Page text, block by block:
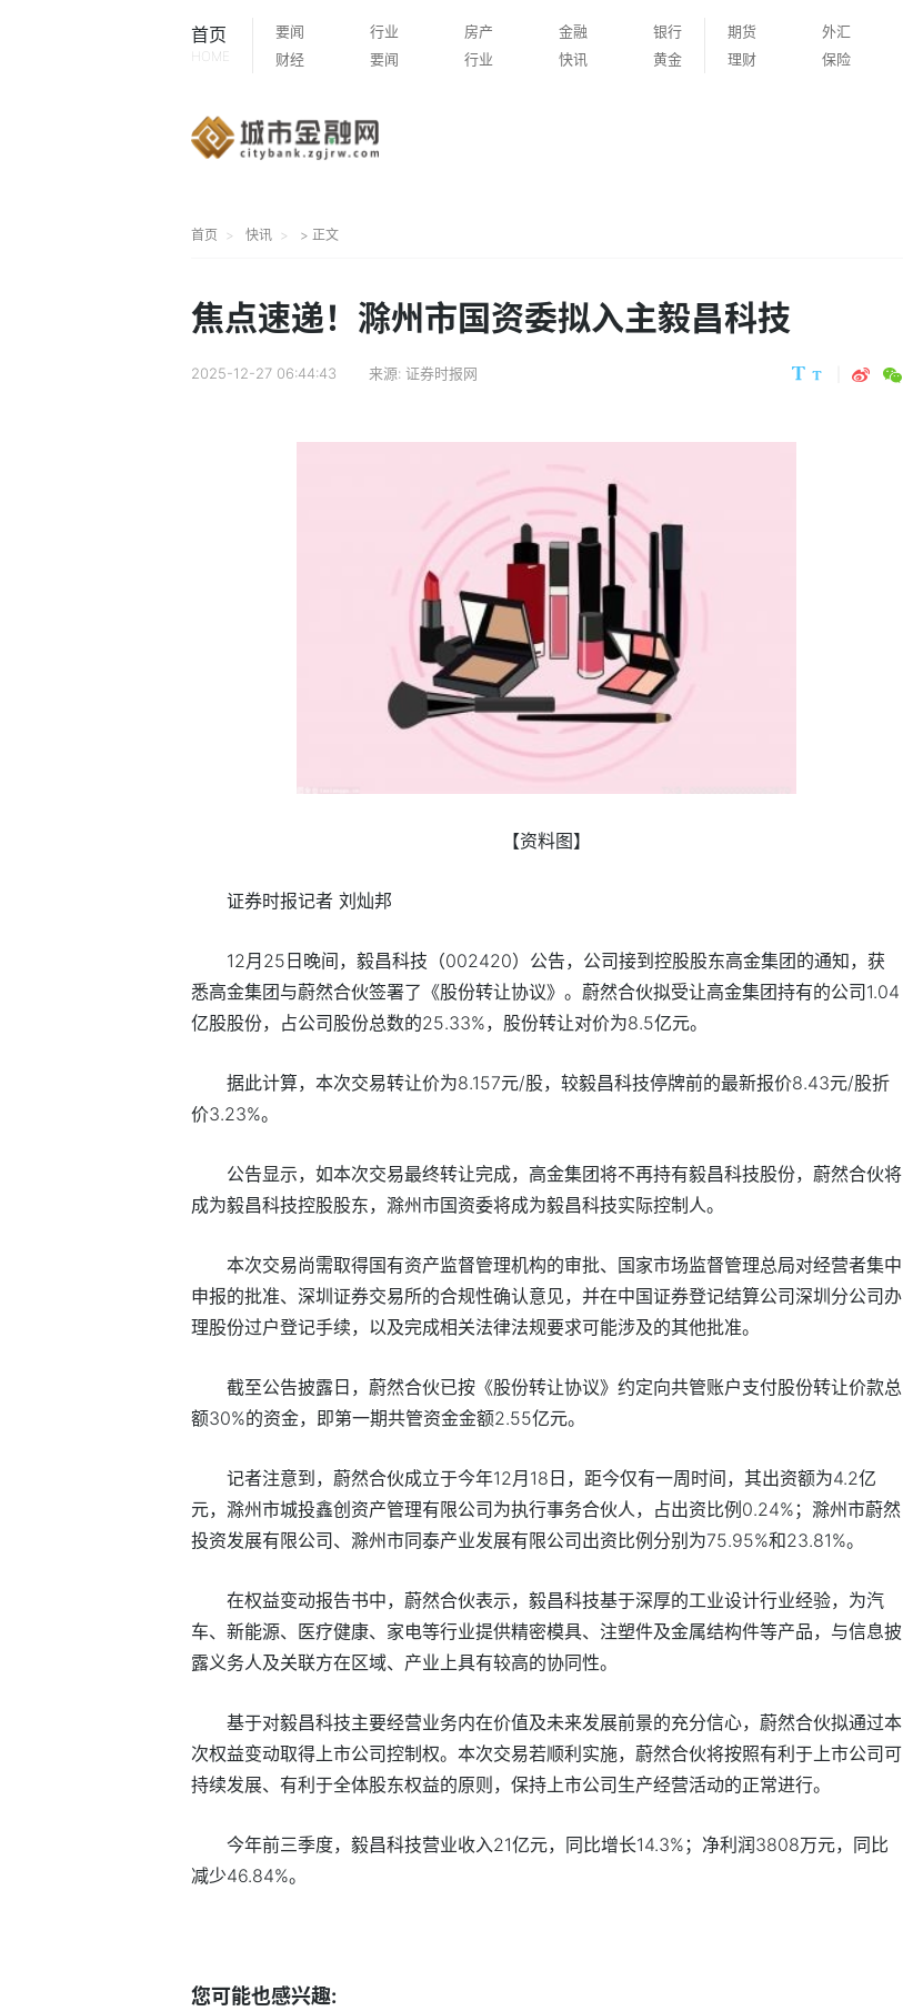
首页
HOME
要闻 行业 房产 金融
银行
财经
要闻 行业 快讯 黄金
期货 外汇
理财
保险
首页 快讯 > 正文
焦点速递！滁州市国资委拟入主毅昌科技
2025-12-27 06:44:43 来源: 证券时报网
【资料图】
证券时报记者 刘灿邦
12月25日晚间，毅昌科技（002420）公告，公司接到控股股东高金集团的通知，获
悉高金集团与蔚然合伙签署了《股份转让协议》。蔚然合伙拟受让高金集团持有的公司1.04
亿股股份，占公司股份总数的25.33%，股份转让对价为8.5亿元。
据此计算，本次交易转让价为8.157元/股，较毅昌科技停牌前的最新报价8.43元/股折
价3.23%。
公告显示，如本次交易最终转让完成，高金集团将不再持有毅昌科技股份，蔚然合伙将
成为毅昌科技控股股东，滁州市国资委将成为毅昌科技实际控制人。
本次交易尚需取得国有资产监督管理机构的审批、国家市场监督管理总局对经营者集中
申报的批准、深圳证券交易所的合规性确认意见，并在中国证券登记结算公司深圳分公司办
理股份过户登记手续，以及完成相关法律法规要求可能涉及的其他批准。
截至公告披露日，蔚然合伙已按《股份转让协议》约定向共管账户支付股份转让价款总
额30%的资金，即第一期共管资金金额2.55亿元。
记者注意到，蔚然合伙成立于今年12月18日，距今仅有一周时间，其出资额为4.2亿
元，滁州市城投鑫创资产管理有限公司为执行事务合伙人，占出资比例0.24%；滁州市蔚然
投资发展有限公司、滁州市同泰产业发展有限公司出资比例分别为75.95%和23.81%。
在权益变动报告书中，蔚然合伙表示，毅昌科技基于深厚的工业设计行业经验，为汽
车、新能源、医疗健康、家电等行业提供精密模具、注塑件及金属结构件等产品，与信息披
露义务人及关联方在区域、产业上具有较高的协同性。
基于对毅昌科技主要经营业务内在价值及未来发展前景的充分信心，蔚然合伙拟通过本
次权益变动取得上市公司控制权。本次交易若顺利实施，蔚然合伙将按照有利于上市公司可
持续发展、有利于全体股东权益的原则，保持上市公司生产经营活动的正常进行。
今年前三季度，毅昌科技营业收入21亿元，同比增长14.3%；净利润3808万元，同比
减少46.84%。
您可能也感兴趣: